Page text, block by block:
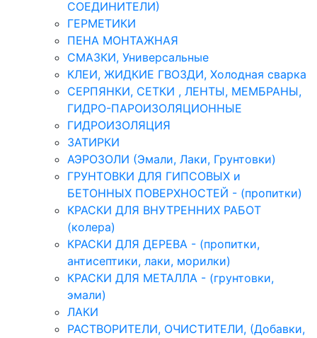
СОЕДИНИТЕЛИ)
ГЕРМЕТИКИ
ПЕНА МОНТАЖНАЯ
СМАЗКИ, Универсальные
КЛЕИ, ЖИДКИЕ ГВОЗДИ, Холодная сварка
СЕРПЯНКИ, СЕТКИ , ЛЕНТЫ, МЕМБРАНЫ,
ГИДРО-ПАРОИЗОЛЯЦИОННЫЕ
ГИДРОИЗОЛЯЦИЯ
ЗАТИРКИ
АЭРОЗОЛИ (Эмали, Лаки, Грунтовки)
ГРУНТОВКИ ДЛЯ ГИПСОВЫХ и
БЕТОННЫХ ПОВЕРХНОСТЕЙ - (пропитки)
КРАСКИ ДЛЯ ВНУТРЕННИХ РАБОТ
(колера)
КРАСКИ ДЛЯ ДЕРЕВА - (пропитки,
антисептики, лаки, морилки)
КРАСКИ ДЛЯ МЕТАЛЛА - (грунтовки,
эмали)
ЛАКИ
РАСТВОРИТЕЛИ, ОЧИСТИТЕЛИ, (Добавки,